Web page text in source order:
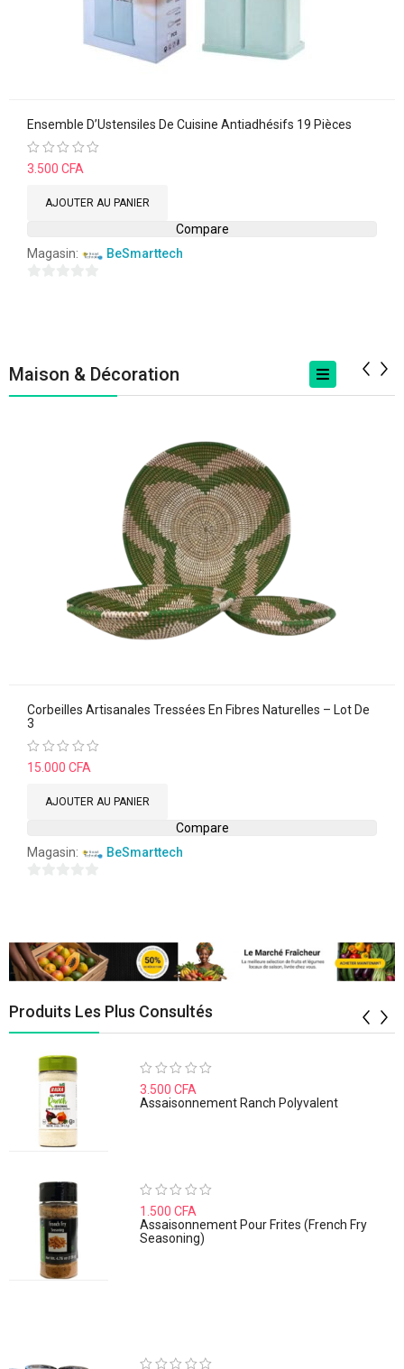
Ensemble D’Ustensiles De Cuisine Antiadhésifs 19 Pièces
Note
0
3.500 CFA
AJOUTER AU PANIER
Compare
Magasin:
BeSmarttech
Maison & Décoration
Corbeilles Artisanales Tressées En Fibres Naturelles – Lot De
3
Note
0
15.000 CFA
AJOUTER AU PANIER
Compare
Magasin:
BeSmarttech
Produits Les Plus Consultés
Note
0
sur
3.500 CFA
Assaisonnement Ranch Polyvalent
Note
0
sur
5
1.500 CFA
Assaisonnement Pour Frites (French Fry
Seasoning)